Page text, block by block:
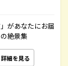
があなたにお届
絶景集
詳細を見る